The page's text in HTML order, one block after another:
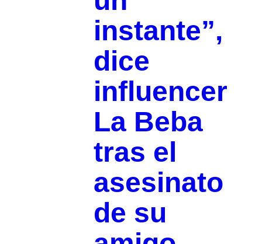
instante”,
dice
influencer
La Beba
tras el
asesinato
de su